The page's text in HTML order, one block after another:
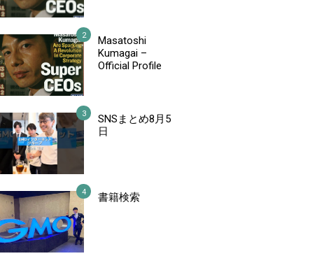
Masatoshi
Kumagai –
Official Profile
SNSまとめ8月5
日
書籍検索